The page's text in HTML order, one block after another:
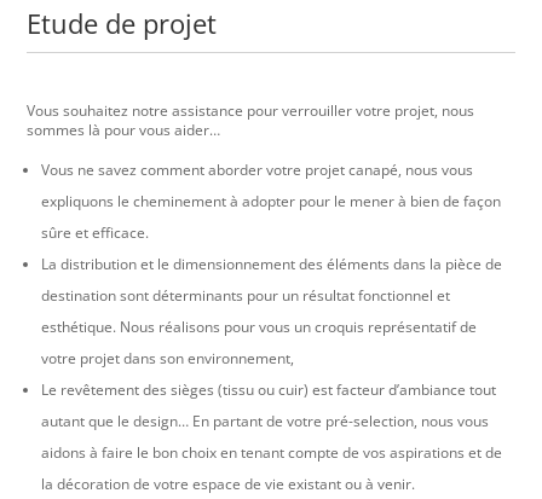
Etude de projet
Vous souhaitez notre assistance pour verrouiller votre projet, nous
sommes là pour vous aider…
Vous ne savez comment aborder votre projet canapé, nous vous
expliquons le cheminement à adopter pour le mener à bien de façon
sûre et efficace.
La distribution et le dimensionnement des éléments dans la pièce de
destination sont déterminants pour un résultat fonctionnel et
esthétique. Nous réalisons pour vous un croquis représentatif de
votre projet dans son environnement,
Le revêtement des sièges (tissu ou cuir) est facteur d’ambiance tout
autant que le design… En partant de votre pré-selection, nous vous
aidons à faire le bon choix en tenant compte de vos aspirations et de
la décoration de votre espace de vie existant ou à venir.